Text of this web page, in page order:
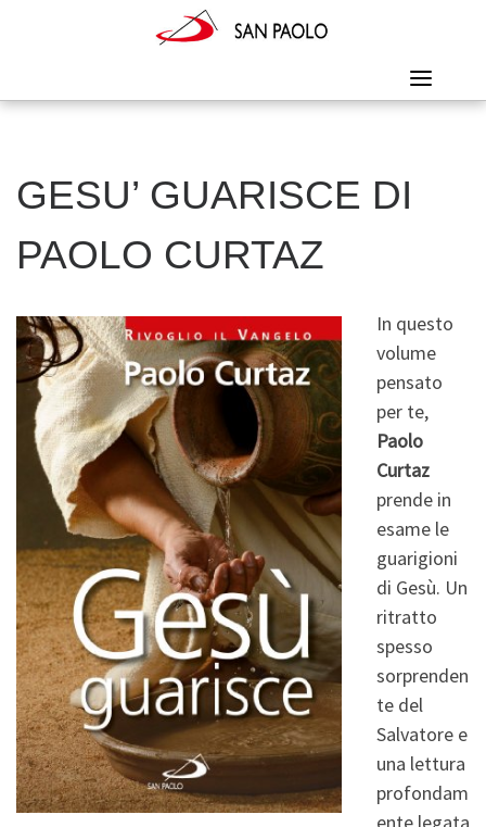
GESU’ GUARISCE DI
PAOLO CURTAZ
In questo
volume
pensato
per te,
Paolo
Curtaz
prende in
esame le
guarigioni
di Gesù. Un
ritratto
spesso
sorprenden
te del
Salvatore e
una lettura
profondam